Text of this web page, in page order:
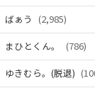
ばぁう (2,985)
まひとくん。
(786)
ゆきむら。(脱退)